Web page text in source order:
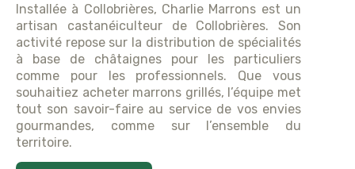
Installée à Collobrières, Charlie Marrons est un
artisan castanéiculteur de Collobrières. Son
activité repose sur la distribution de spécialités
à base de châtaignes pour les particuliers
comme pour les professionnels. Que vous
souhaitiez acheter marrons grillés, l’équipe met
tout son savoir-faire au service de vos envies
gourmandes, comme sur l’ensemble du
territoire.